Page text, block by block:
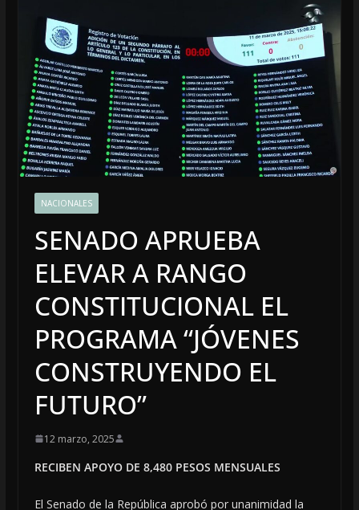
NACIONALES
SENADO APRUEBA
ELEVAR A RANGO
CONSTITUCIONAL EL
PROGRAMA “JÓVENES
CONSTRUYENDO EL
FUTURO”
12 marzo, 2025
RECIBEN APOYO DE 8,480 PESOS MENSUALES
El Senado de la República aprobó por unanimidad la